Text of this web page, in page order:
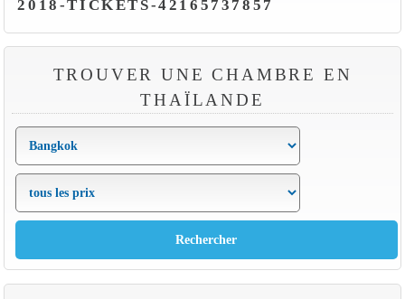
2018-TICKETS-42165737857
TROUVER UNE CHAMBRE EN
THAÏLANDE